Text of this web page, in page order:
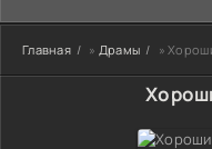
Главная » Драмы »